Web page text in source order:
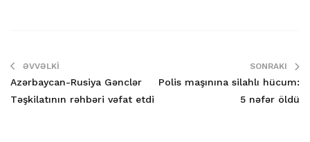
ƏVVƏLKI
Azərbaycan-Rusiya Gənclər
Təşkilatının rəhbəri vəfat etdi
SONRAKI
Polis maşınına silahlı hücum:
5 nəfər öldü